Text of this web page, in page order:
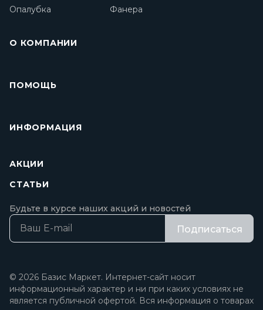
Опалубка
Фанера
О КОМПАНИИ
ПОМОЩЬ
ИНФОРМАЦИЯ
АКЦИИ
СТАТЬИ
Будьте в курсе наших акций и новостей
Подписаться
© 2026 Базис Маркет. Интернет-сайт носит
информационный характер и ни при каких условиях не
является публичной офертой. Вся информация о товарах